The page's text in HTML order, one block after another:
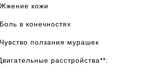
кожи
в конечностях
ползания мурашек
расстройства**: